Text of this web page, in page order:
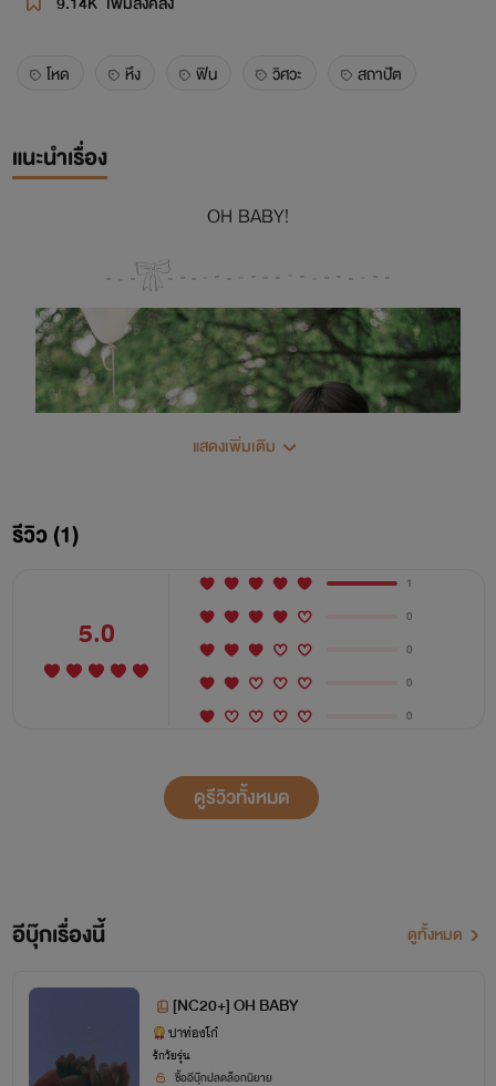
โหด หึง ฟิน วิศวะ สถาปัต
แนะนำเรื่อง
OH BABY!
เปิดเรื่อง : 2016/10/28
แสดงเพิ่มเติม
รีวิว (1)
5.0
1
0
0
0
0
ดูรีวิวทั้งหมด
อีบุ๊กเรื่องนี้ ดูทั้งหมด
[NC20+] OH BABY
ปาท่องโก๋
รักวัยรุ่น
ซื้ออีบุ๊กปลดล็อกนิยาย